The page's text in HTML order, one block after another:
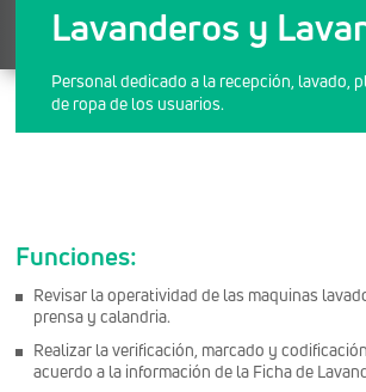
Lavanderos y
Personal dedicado a la recepción, lavado,
de ropa de los usuarios.
Funciones:
Revisar la operatividad de las maquinas
prensa y calandria.
Realizar la verificación, marcado y
acuerdo a la información de la Ficha de